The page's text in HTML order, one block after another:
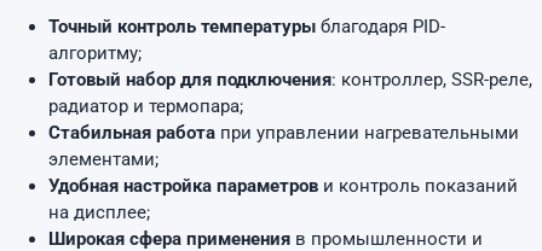
Точный контроль температуры благодаря PID-
алгоритму;
Готовый набор для подключения: контроллер, SSR-реле,
радиатор и термопара;
Стабильная работа при управлении нагревательными
элементами;
Удобная настройка параметров и контроль показаний
на дисплее;
Широкая сфера применения в промышленности и